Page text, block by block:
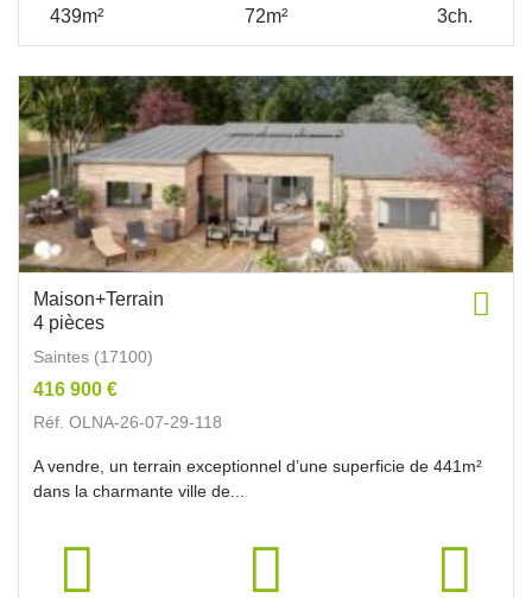
439m² 72m² 3ch.
Maison+Terrain
4 pièces
Saintes (17100)
416 900 €
Réf. OLNA-26-07-29-118
A vendre, un terrain exceptionnel d’une superficie de 441m²
dans la charmante ville de...